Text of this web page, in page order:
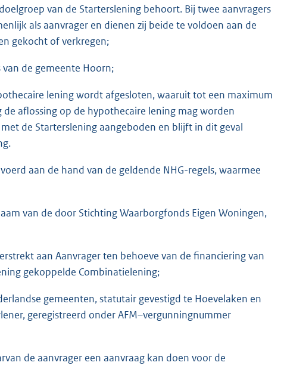
van de Starterslening behoort. Bij twee aanvragers
als aanvrager en dienen zij beide te voldoen aan de
gekocht of verkregen;
de gemeente Hoorn;
lening wordt afgesloten, waaruit tot een maximum
aflossing op de hypothecaire lening mag worden
de Starterslening aangeboden en blijft in dit geval
aan de hand van de geldende NHG-regels, waarmee
van de door Stichting Waarborgfonds Eigen Woningen,
aan Aanvrager ten behoeve van de financiering van
gekoppelde Combinatielening;
gemeenten, statutair gevestigd te Hoevelaken en
geregistreerd onder AFM–vergunningnummer
de aanvrager een aanvraag kan doen voor de